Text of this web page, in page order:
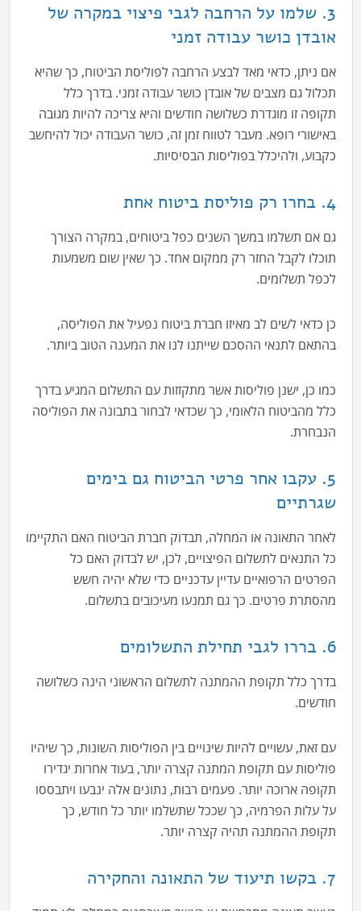
3. שלמו על הרחבה לגבי פיצוי במקרה של
אובדן כושר עבודה זמני
אם ניתן, כדאי מאד לבצע הרחבה לפוליסת הביטוח, כך שהיא
תכלול גם מצבים של אובדן כושר עבודה זמני. בדרך כלל
תקופה זו מוגדרת כשלושה חודשים והיא צריכה להיות מגובה
באישורי רופא. מעבר לטווח זמן זה, כושר העבודה יכול להיחשב
כקבוע, ולהיכלל בפוליסות הבסיסיות.
4. בחרו רק פוליסת ביטוח אחת
גם אם תשלמו במשך השנים כפל ביטוחים, במקרה הצורך
תוכלו לקבל החזר רק ממקום אחד. כך שאין שום משמעות
לכפל תשלומים.
כן כדאי לשים לב מאיזו חברת ביטוח נפעיל את הפוליסה,
בהתאם לתנאי ההסכם שייתנו לנו את המענה הטוב ביותר.
כמו כן, ישנן פוליסות אשר מתקזזות עם התשלום המגיע בדרך
כלל מהביטוח הלאומי, כך שכדאי לבחור בתבונה את הפוליסה
הנבחרת.
5. עקבו אחר פרטי הביטוח גם בימים
שגרתיים
לאחר התאונה או המחלה, תבדוק חברת הביטוח האם התקיימו
כל התנאים לתשלום הפיצויים, לכן, יש לבדוק האם כל
הפרטים הרפואיים עדיין עדכניים כדי שלא יהיה חשש
מהסתרת פרטים. כך גם תמנעו מעיכובים בתשלום.
6. בררו לגבי תחילת התשלומים
בדרך כלל תקופת ההמתנה לתשלום הראשוני הינה כשלושה
חודשים.
עם זאת, עשויים להיות שינויים בין הפוליסות השונות, כך שיהיו
פוליסות עם תקופת המתנה קצרה יותר, בעוד אחרות יגדירו
תקופה ארוכה יותר. פעמים רבות, נתונים אלה ינבעו ויתבססו
על עלות הפרמיה, כך שככל שתשלמו יותר כל חודש, כך
תקופת ההמתנה תהיה קצרה יותר.
7. בקשו תיעוד של התאונה והחקירה